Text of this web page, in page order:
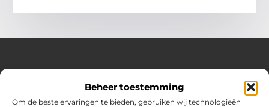
Beheer toestemming
Om de beste ervaringen te bieden, gebruiken wij technologieën
Over Huizenplan
Jouw gids voor wooninspiratie en praktische tips